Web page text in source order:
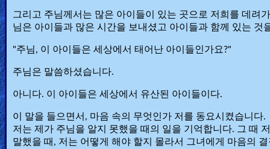
그리고 주님께서는 많은 아이들이 있는 곳으로 저희를 데려
님은 아이들과 많은 시간을 보내셨고 아이들과 함께 있는
"주님, 이 아이들은 세상에서 태어난 아이들인가요?"
주님은 말씀하셨습니다.
아니다. 이 아이들은 세상에서 유산된 아이들이다.
이 말을 들으면서, 마음 속의 무엇인가 저를 동요시켰습니다.
저는 제가 주님을 알지 못했을 때의 일을 기억합니다. 그 때
말했을 때, 저는 어떻게 해야 할지 몰라서 그녀에게 마음의